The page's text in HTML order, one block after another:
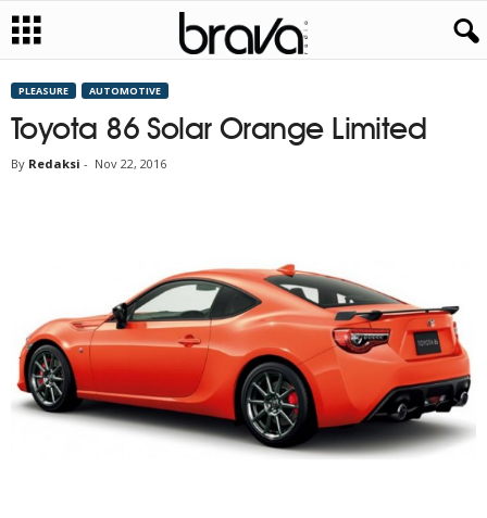
PLEASURE AUTOMOTIVE
Toyota 86 Solar Orange Limited
By Redaksi - Nov 22, 2016